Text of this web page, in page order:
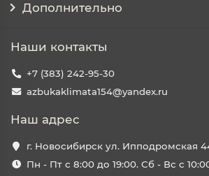
Дополнительно
Наши контакты
+7 (383) 242-95-30
azbukaklimata154@yandex.ru
Наш адрес
г. Новосибирск ул. Ипподромская
Пн - Пт с 8:00 до 19:00. Сб - Вс с